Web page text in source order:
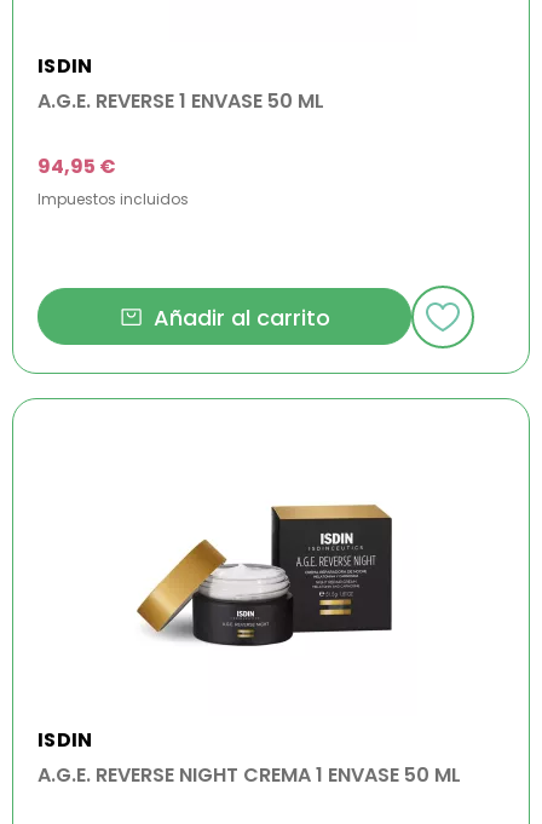
ISDIN
A.G.E. REVERSE 1 ENVASE 50 ML
94,95 €
Impuestos incluidos
Añadir al carrito
ISDIN
A.G.E. REVERSE NIGHT CREMA 1 ENVASE 50 ML